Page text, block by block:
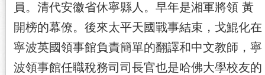
員。清代安徽省休寧縣人。早年是湘軍將領 黃
開榜的幕僚。後來太平天國戰事結束，戈鯤化在
寧波英國領事館負責簡單的翻譯和中文教師，寧
波領事館任職稅務司司長官也是哈佛大學校友的